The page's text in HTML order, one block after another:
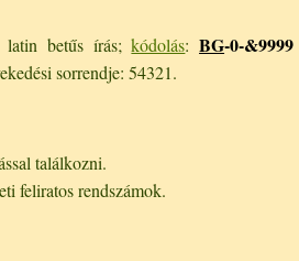
latin betűs írás;kódolás:BG-0-&9999
sorrendje: 54321.
találkozni.
feliratos rendszámok.